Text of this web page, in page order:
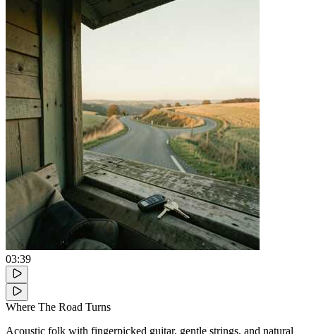
03:39
Where The Road Turns
Acoustic folk with fingerpicked guitar, gentle strings, and natural